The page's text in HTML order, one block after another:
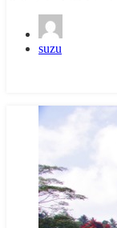
suzu